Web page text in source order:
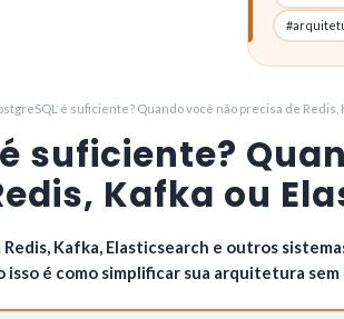
é suficiente? Quando você não precisa de Redis,
suficiente?
Kafka ou
Kafka, Elasticsearch e outros
isso é como simplificar sua arquitetura